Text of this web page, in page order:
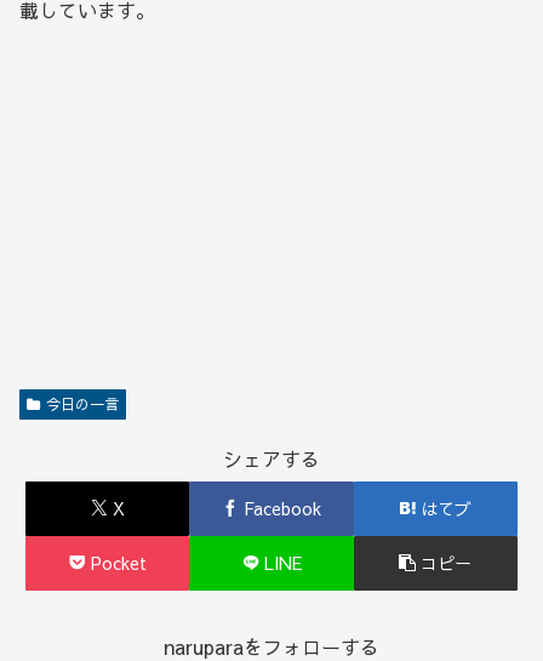
載しています。
今日の一言
シェアする
X Facebook はてブ
Pocket LINE コピー
naruparaをフォローする